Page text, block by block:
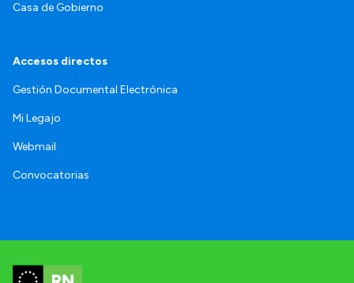
Casa de Gobierno
Accesos directos
Gestión Documental Electrónica
Mi Legajo
Webmail
Convocatorias